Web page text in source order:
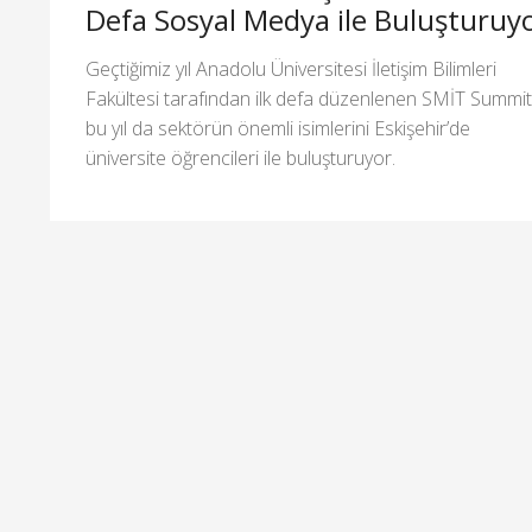
Defa Sosyal Medya ile
Geçtiğimiz yıl Anadolu Üniversitesi İletişim Bilimleri
Fakültesi tarafından ilk defa düzenlenen SMİT
bu yıl da sektörün önemli isimlerini Eskişehir’de
üniversite öğrencileri ile buluşturuyor.